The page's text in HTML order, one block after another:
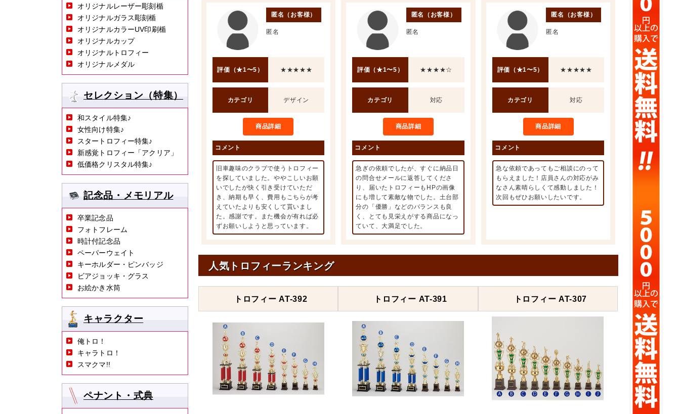
匿名（お客様）
匿名
評価（★1〜5） ★★★★★
カテゴリ デザイン
商品詳細
コメント
旧車趣味のクラブで使うトロフィー
を探していました。ややこしいお願
いでしたが快く引き受けていただ
き、納期も早く、費用もこちらが考
えていたよりも安くして貰いまし
た。感謝です。また機会が有れば必
ずお願いしようと思っています。
匿名（お客様）
匿名
評価（★1〜5） ★★★★☆
カテゴリ 対応
商品詳細
コメント
急ぎの依頼でしたが、すぐに納品日
の問合せメールに返答してくださ
り、届いたトロフィーもHPの画像
にも増して素敵な物でした。土台部
分の「優勝」などのバランスも良
く、とても見栄えがする商品になっ
ていて、大満足でした。
匿名（お客様）
匿名
評価（★1〜5） ★★★★★
カテゴリ 対応
商品詳細
コメント
急な依頼であってもご相談にのって
もらえました！店員さんの対応がみ
なさん素晴らしくて感動しました！
次回もぜひお願いしたいです。
人気トロフィーランキング
トロフィー AT-392 トロフィー AT-391 トロフィー AT-307
オリジナルレーザー彫刻楯
オリジナルガラス彫刻楯
オリジナルカラーUV印刷楯
オリジナルカップ
オリジナルトロフィー
オリジナルメダル
セレクション（特集）
和スタイル特集♪
女性向け特集♪
スタートロフィー特集♪
新感覚トロフィー「アクリア」
低価格クリスタル特集♪
記念品・メモリアル
卒業記念品
フォトフレーム
時計付記念品
ペーパーウェイト
キーホルダー・ピンバッジ
ビアジョッキ・グラス
お絵かき水筒
キャラクター
俺トロ！
キャラトロ！
スマクマ!!
ペナント・式典